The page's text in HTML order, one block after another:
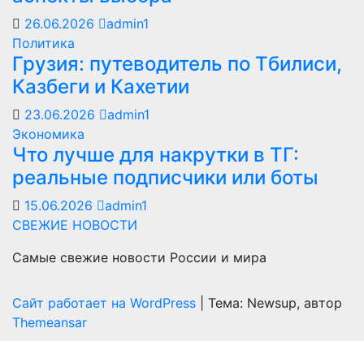
26.06.2026
admin1
Политика
Грузия: путеводитель по Тбилиси,
Казбеги и Кахетии
23.06.2026
admin1
Экономика
Что лучше для накрутки в ТГ:
реальные подписчики или боты
15.06.2026
admin1
СВЕЖИЕ НОВОСТИ
Самые свежие новости России и мира
Сайт работает на WordPress
Тема: Newsup, автор
Themeansar